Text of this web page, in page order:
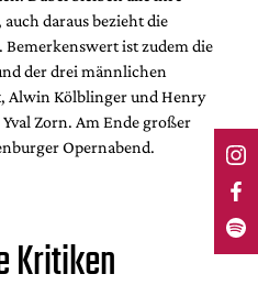
daraus bezieht die
ist zudem die
der drei männlichen
Alwin Kölblinger und Henry
Zorn. Am Ende großer
Opernabend.
Kritiken